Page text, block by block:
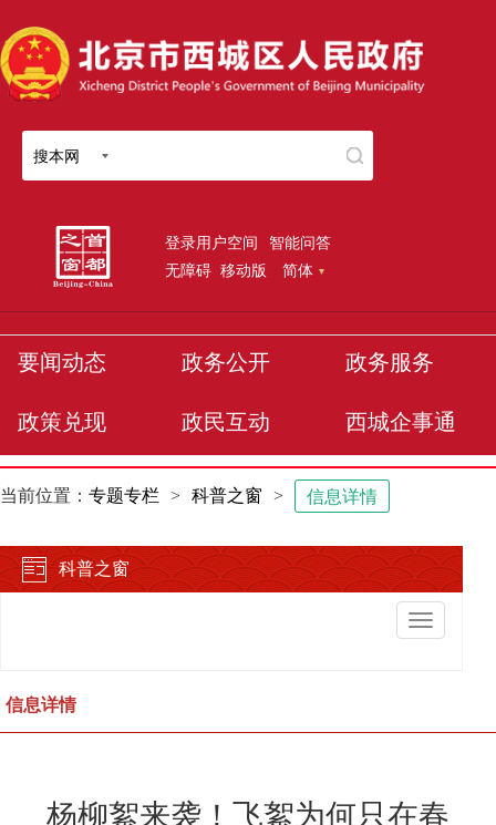
搜本网
登录用户空间 智能问答
无障碍 移动版 简体
要闻动态 政务公开 政务服务
政策兑现 政民互动 西城企事通
当前位置： 专题专栏 > 科普之窗 > 信息详情
科普之窗
切
换
信息详情
杨柳絮来袭！飞絮为何只在春